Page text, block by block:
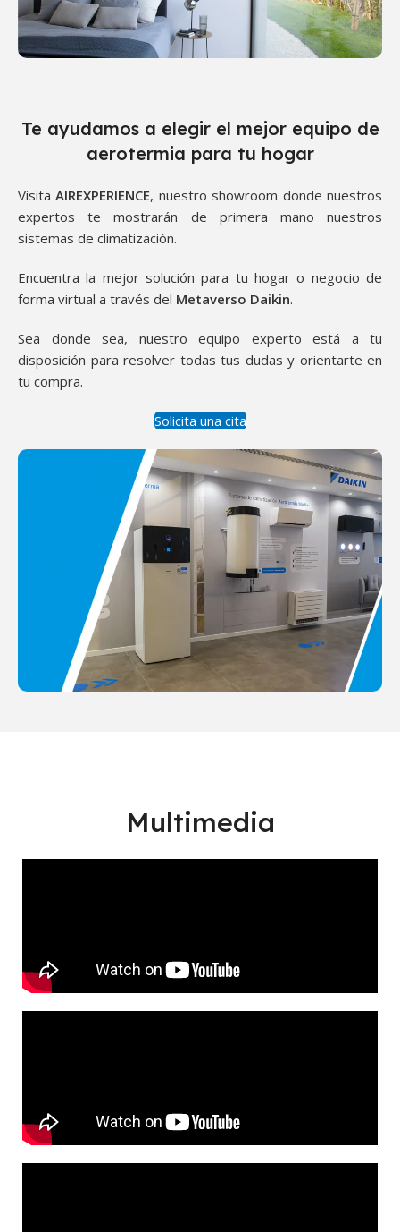
Te ayudamos a elegir el mejor equipo de
aerotermia para tu hogar
VisitaAIREXPERIENCE, nuestro showroom donde nuestros
expertos te mostrarán de primera mano nuestros
sistemas de climatización.
Encuentra la mejor solución para tu hogar o negocio de
forma virtual a través del Metaverso Daikin.
Sea donde sea, nuestro equipo experto está a tu
disposición para resolver todas tus dudas y orientarte en
tu compra.
Solicita una cita
Multimedia